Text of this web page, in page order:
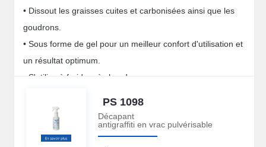
• Dissout les graisses cuites et carbonisées ainsi que les
goudrons.
• Sous forme de gel pour un meilleur confort d'utilisation et
un résultat optimum.
• S'utilise à froid ou à chaud.
PS 1098
Décapant
antigraffiti en vrac pulvérisable